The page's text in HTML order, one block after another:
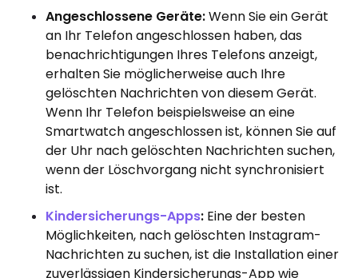
Angeschlossene Geräte:Wenn Sie ein Gerät
an Ihr Telefon angeschlossen haben, das
benachrichtigungen Ihres Telefons anzeigt,
erhalten Sie möglicherweise auch Ihre
gelöschten Nachrichten von diesem Gerät.
Wenn Ihr Telefon beispielsweise an eine
Smartwatch angeschlossen ist, können Sie auf
der Uhr nach gelöschten Nachrichten suchen,
wenn der Löschvorgang nicht synchronisiert
ist.
Kindersicherungs-Apps: Eine der besten
Möglichkeiten, nach gelöschten Instagram-
Nachrichten zu suchen, ist die Installation einer
zuverlässigen Kindersicherungs-App wie